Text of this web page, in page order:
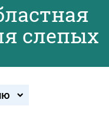
слепых